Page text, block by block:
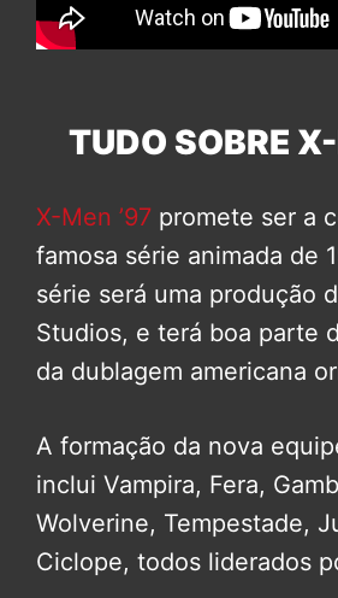
TUDO SOBRE
X-Men ’97 promete ser a
famosa série animada de
série será uma produção
Studios, e terá boa parte
da dublagem americana
A formação da nova
inclui Vampira, Fera,
Wolverine, Tempestade,
Ciclope, todos liderados